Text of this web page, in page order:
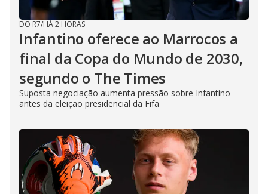
DO R7/HÁ 2 HORAS
Infantino oferece ao Marrocos a
final da Copa do Mundo de 2030,
segundo o The Times
Suposta negociação aumenta pressão sobre Infantino
antes da eleição presidencial da Fifa